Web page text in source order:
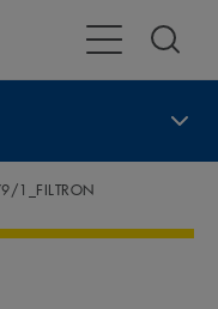
Toggle
1_FILTRON